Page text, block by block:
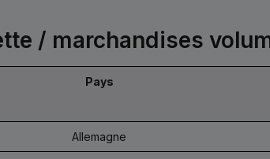
/ marchandises
Pays
Allemagne